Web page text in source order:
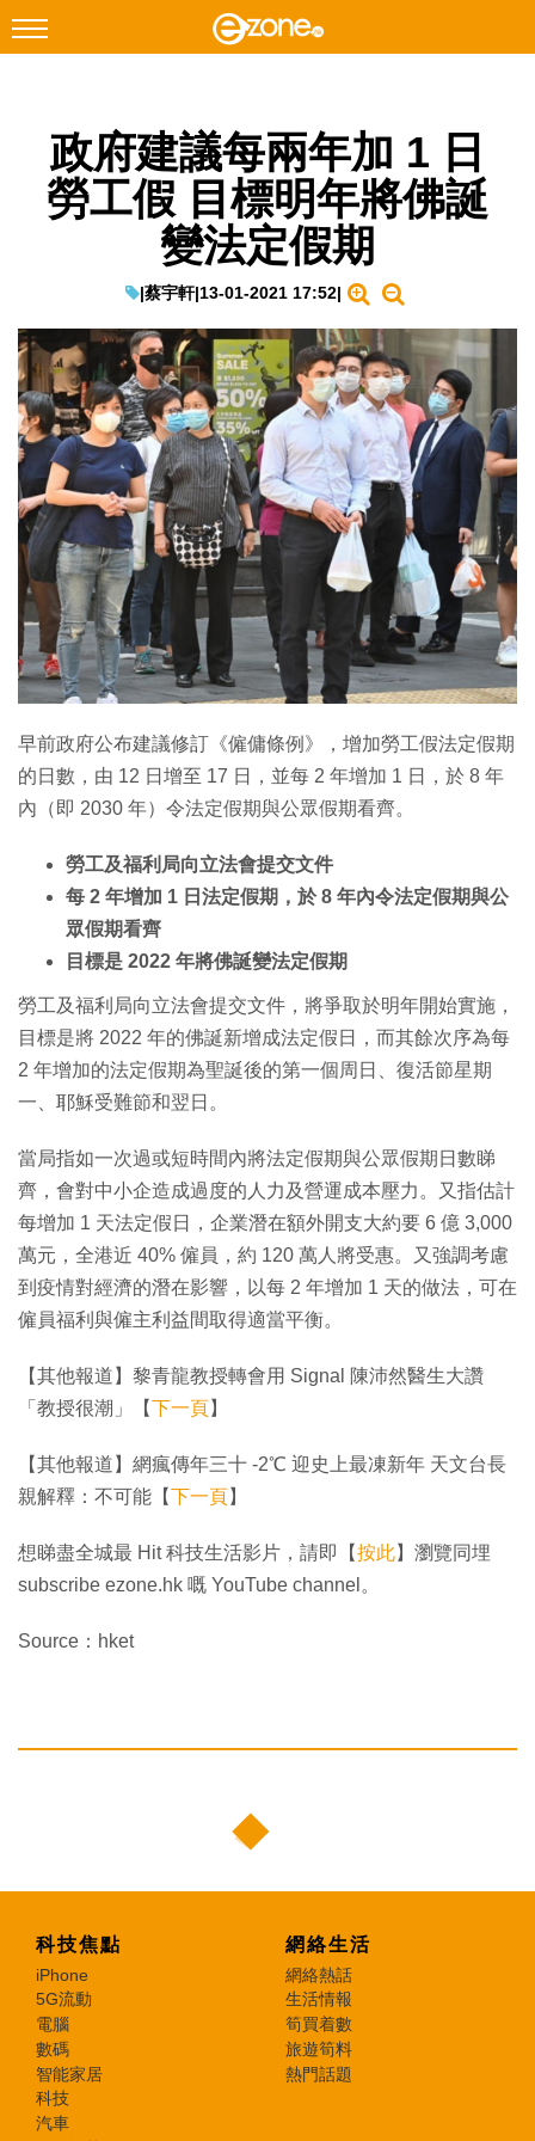
Facebook Instagram
科技焦點
教學評測
EduTech
IT Times
生成式AI與雲端應用
Enterprise Digital Transformation
特集
政府建議每兩年加 1 日
勞工假 目標明年將佛誕
變法定假期
|蔡宇軒|13-01-2021 17:52|
早前政府公布建議修訂《僱傭條例》，增加勞工假法定假期
的日數，由 12 日增至 17 日，並每 2 年增加 1 日，於 8 年
內（即 2030 年）令法定假期與公眾假期看齊。
勞工及福利局向立法會提交文件
每 2 年增加 1 日法定假期，於 8 年內令法定假期與公
眾假期看齊
目標是 2022 年將佛誕變法定假期
勞工及福利局向立法會提交文件，將爭取於明年開始實施，
目標是將 2022 年的佛誕新增成法定假日，而其餘次序為每
2 年增加的法定假期為聖誕後的第一個周日、復活節星期
一、耶穌受難節和翌日。
當局指如一次過或短時間內將法定假期與公眾假期日數睇
齊，會對中小企造成過度的人力及營運成本壓力。又指估計
每增加 1 天法定假日，企業潛在額外開支大約要 6 億 3,000
萬元，全港近 40% 僱員，約 120 萬人將受惠。又強調考慮
到疫情對經濟的潛在影響，以每 2 年增加 1 天的做法，可在
僱員福利與僱主利益間取得適當平衡。
【其他報道】黎青龍教授轉會用 Signal 陳沛然醫生大讚
「教授很潮」【下一頁】
【其他報道】網瘋傳年三十 -2℃ 迎史上最凍新年 天文台長
親解釋：不可能【下一頁】
想睇盡全城最 Hit 科技生活影片，請即【按此】瀏覽同埋
subscribe ezone.hk 嘅 YouTube channel。
Source：hket
科技焦點
iPhone
5G流動
電腦
數碼
智能家居
科技
汽車
網絡生活
網絡熱話
生活情報
筍買着數
旅遊筍料
熱門話題